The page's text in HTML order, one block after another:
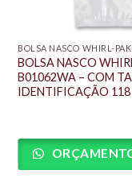
BOLSA NASCO WHIRL-PAK
BOLSA NASCO
B01062WA – COM
IDENTIFICAÇÃO 118